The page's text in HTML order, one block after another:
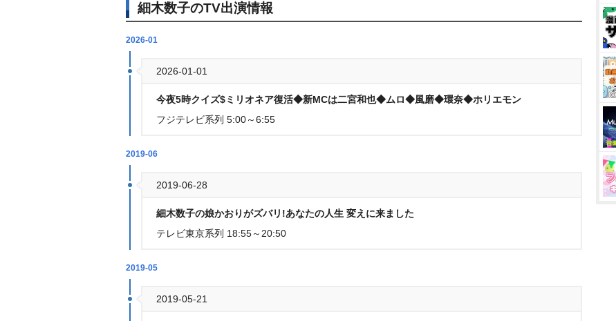
細木数子のTV出演情報
2026-01
2026-01-01
今夜5時クイズ$ミリオネア復活◆新MCは二宮和也◆ムロ◆風磨◆環奈◆ホリエモン
フジテレビ系列 5:00～6:55
2019-06
2019-06-28
細木数子の娘かおりがズバリ!あなたの人生 変えに来ました
テレビ東京系列 18:55～20:50
2019-05
2019-05-21